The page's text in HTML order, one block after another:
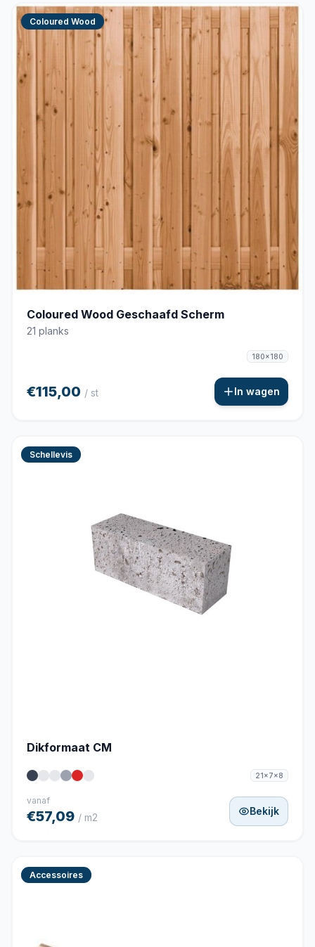
Coloured Wood
Coloured Wood Geschaafd Scherm
21 planks
180x180
€115,00 / st In wagen
Schellevis
Dikformaat CM
21x7x8
vanaf
€57,09 / m2
Bekijk
Accessoires